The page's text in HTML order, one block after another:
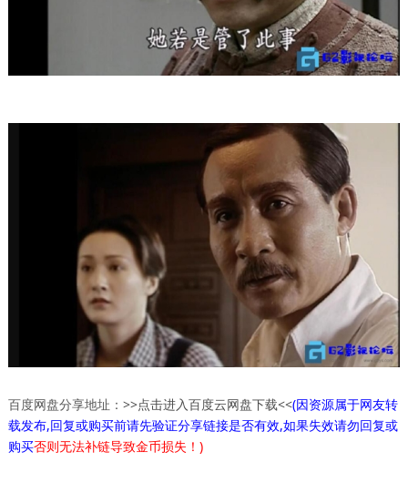
百度网盘分享地址： >>点击进入百度云网盘下载<<(因资源属于网友转
载发布,回复或购买前请先验证分享链接是否有效,如果失效请勿回复或
购买否则无法补链导致金币损失！)